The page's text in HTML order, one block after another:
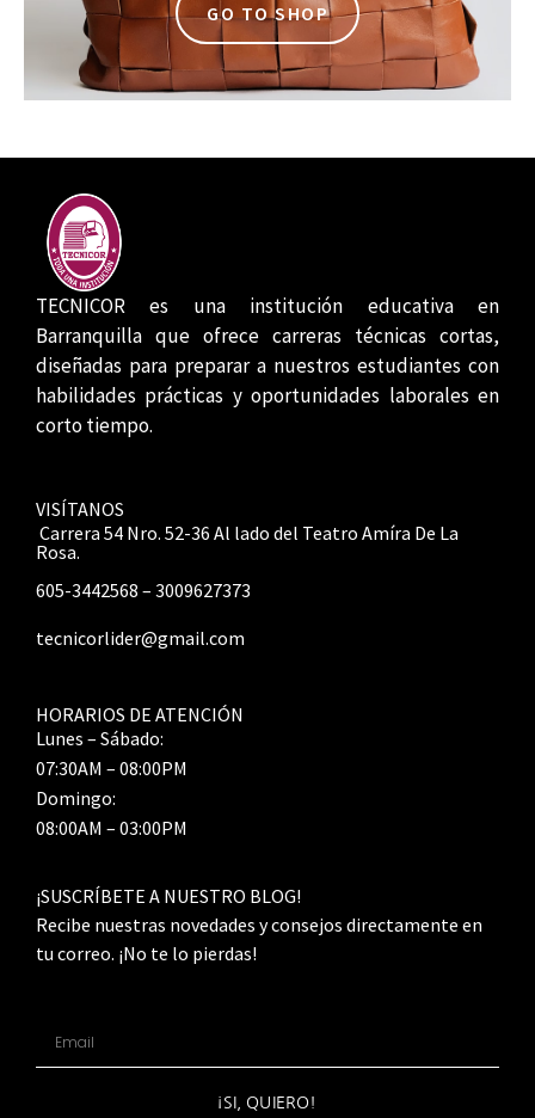
GO TO SHOP
TECNICOR es una institución educativa en
Barranquilla que ofrece carreras técnicas cortas,
diseñadas para preparar a nuestros estudiantes con
habilidades prácticas y oportunidades laborales en
corto tiempo.
VISÍTANOS
Carrera 54 Nro. 52-36 Al lado del Teatro Amíra De La
Rosa.
605-3442568 – 3009627373
tecnicorlider@gmail.com
HORARIOS DE ATENCIÓN
Lunes – Sábado:
07:30AM – 08:00PM
Domingo:
08:00AM – 03:00PM
¡SUSCRÍBETE A NUESTRO BLOG!
Recibe nuestras novedades y consejos directamente en
tu correo. ¡No te lo pierdas!
¡SI, QUIERO!